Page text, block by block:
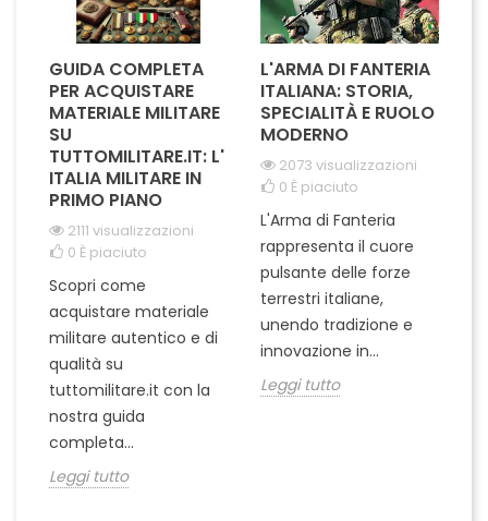
GUIDA COMPLETA
PER ACQUISTARE
MATERIALE MILITARE
SU
TUTTOMILITARE.IT: L'
ITALIA MILITARE IN
PRIMO PIANO
2111 visualizzazioni
0 È piaciuto
Scopri come
acquistare materiale
militare autentico e di
qualità su
tuttomilitare.it con la
nostra guida
completa...
Leggi tutto
L'ARMA DI FANTERIA
ITALIANA: STORIA,
SPECIALITÀ E RUOLO
MODERNO
2073 visualizzazioni
0 È piaciuto
L'Arma di Fanteria
rappresenta il cuore
pulsante delle forze
terrestri italiane,
unendo tradizione e
innovazione in...
Leggi tutto